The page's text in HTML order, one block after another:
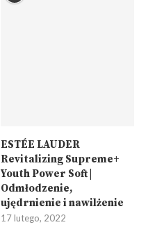
ESTÉE LAUDER
Revitalizing Supreme+
Youth Power Soft |
Odmłodzenie,
ujędrnienie i nawilżenie
17 lutego, 2022